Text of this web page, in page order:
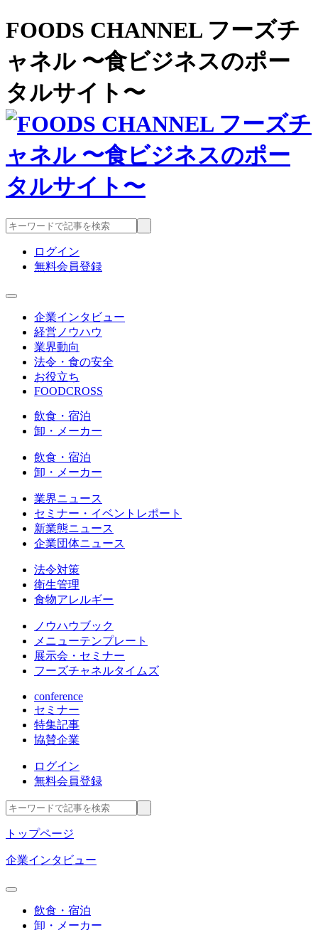
FOODS CHANNEL フーズチ
ャネル 〜食ビジネスのポー
タルサイト〜
ログイン
無料会員登録
企業インタビュー
経営ノウハウ
業界動向
法令・食の安全
お役立ち
FOODCROSS
飲食・宿泊
卸・メーカー
飲食・宿泊
卸・メーカー
業界ニュース
セミナー・イベントレポート
新業態ニュース
企業団体ニュース
法令対策
衛生管理
食物アレルギー
ノウハウブック
メニューテンプレート
展示会・セミナー
フーズチャネルタイムズ
conference
セミナー
特集記事
協賛企業
ログイン
無料会員登録
トップページ
企業インタビュー
飲食・宿泊
卸・メーカー